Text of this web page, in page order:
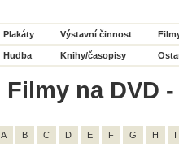
Plakáty Výstavní činnost
Hudba Knihy/časopisy
Filmy na DVD
A B C D E F G H I